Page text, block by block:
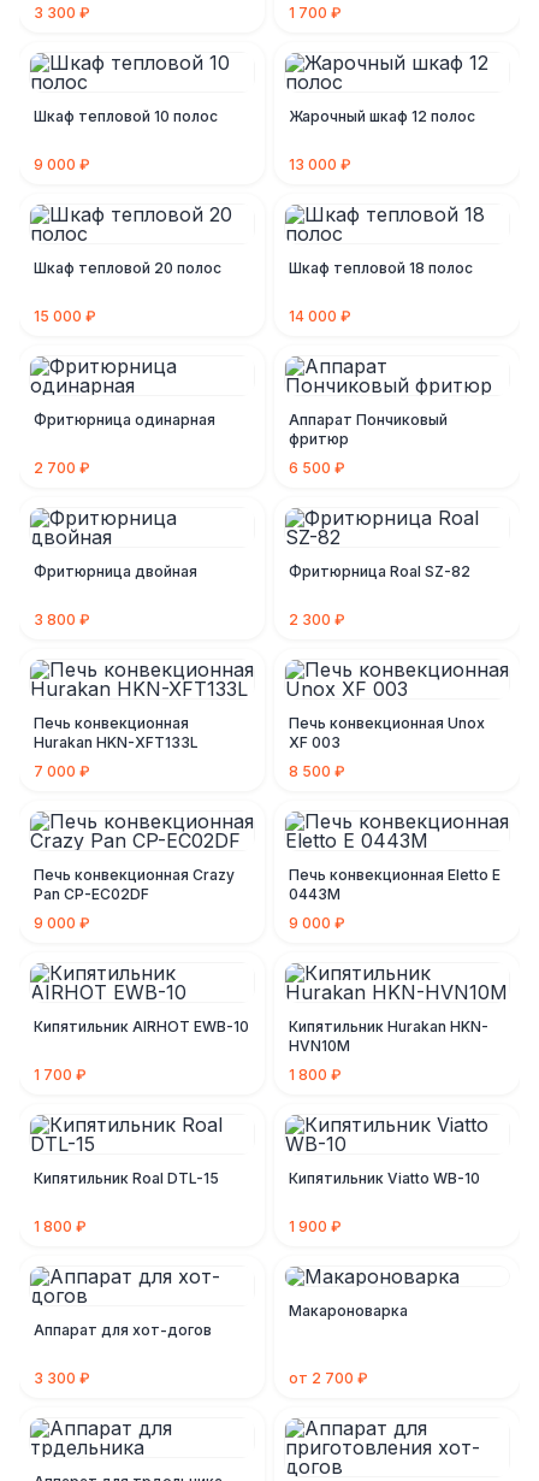
3 300 ₽ 1 700 ₽
Шкаф тепловой 10 полос
9 000 ₽
Жарочный шкаф 12 полос
13 000 ₽
Шкаф тепловой 20 полос
15 000 ₽
Шкаф тепловой 18 полос
14 000 ₽
Фритюрница одинарная
2 700 ₽
Аппарат Пончиковый
фритюр
6 500 ₽
Фритюрница двойная
3 800 ₽
Фритюрница Roal SZ-82
2 300 ₽
Печь конвекционная
Hurakan HKN-XFT133L
7 000 ₽
Печь конвекционная Unox
XF 003
8 500 ₽
Печь конвекционная Crazy
Pan CP-EC02DF
9 000 ₽
Печь конвекционная Eletto E
0443M
9 000 ₽
Кипятильник AIRHOT EWB-10
1 700 ₽
Кипятильник Hurakan HKN-
HVN10M
1 800 ₽
Кипятильник Roal DTL-15
1 800 ₽
Кипятильник Viatto WB-10
1 900 ₽
Аппарат для хот-догов
3 300 ₽
Макароноварка
от 2 700 ₽